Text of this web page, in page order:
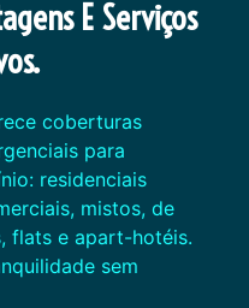
E Serviços
coberturas
para
residenciais
mistos, de
flats e apart-hotéis.
sem